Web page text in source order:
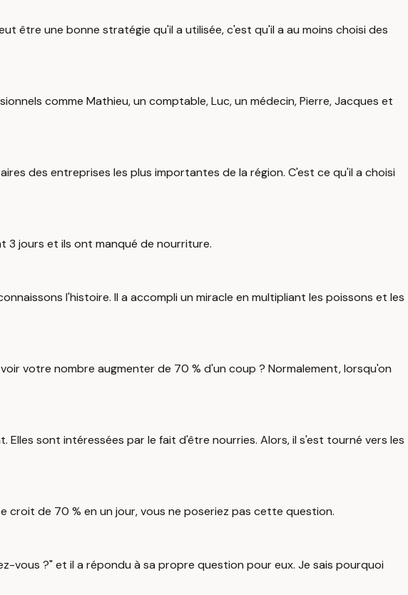
être une bonne stratégie qu'il a utilisée, c'est qu'il a au moins choisi des
comme Mathieu, un comptable, Luc, un médecin, Pierre, Jacques et
des entreprises les plus importantes de la région. C'est ce qu'il a choisi
3 jours et ils ont manqué de nourriture.
l'histoire. Il a accompli un miracle en multipliant les poissons et les
votre nombre augmenter de 70 % d'un coup ? Normalement, lorsqu'on
sont intéressées par le fait d'être nourries. Alors, il s'est tourné vers les
croit de 70 % en un jour, vous ne poseriez pas cette question.
vous ?" et il a répondu à sa propre question pour eux. Je sais pourquoi